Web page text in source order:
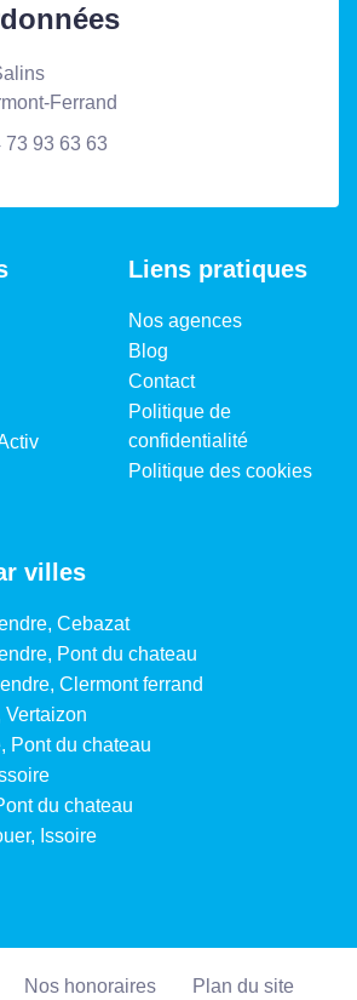
dépenses annuelles d'énergie pour
entre 1680€ et 2310€. indexées aux
et 2023 (abonnement compris).
Ferrand
73 93 63 63
Liens pratiques
Nos agences
Blog
Contact
Politique de
confidentialité
Politique des cookies
villes
Cebazat
Pont du chateau
Clermont ferrand
Vertaizon
Pont du chateau
du chateau
Issoire
Nos honoraires Plan du site